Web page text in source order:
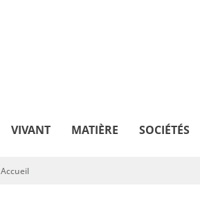
VIVANT MATIÈRE SOCIÉTÉS
Vous êtes ici
Accueil